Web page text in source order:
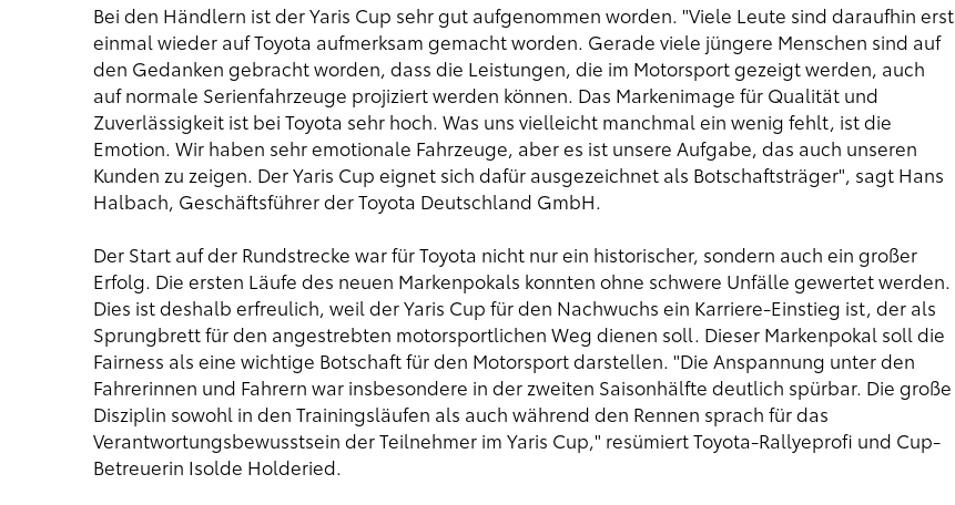
Bei den Händlern ist der Yaris Cup sehr gut aufgenommen worden. "Viele Leute sind daraufhin erst
einmal wieder auf Toyota aufmerksam gemacht worden. Gerade viele jüngere Menschen sind auf
den Gedanken gebracht worden, dass die Leistungen, die im Motorsport gezeigt werden, auch
auf normale Serienfahrzeuge projiziert werden können. Das Markenimage für Qualität und
Zuverlässigkeit ist bei Toyota sehr hoch. Was uns vielleicht manchmal ein wenig fehlt, ist die
Emotion. Wir haben sehr emotionale Fahrzeuge, aber es ist unsere Aufgabe, das auch unseren
Kunden zu zeigen. Der Yaris Cup eignet sich dafür ausgezeichnet als Botschaftsträger", sagt Hans
Halbach, Geschäftsführer der Toyota Deutschland GmbH.
Der Start auf der Rundstrecke war für Toyota nicht nur ein historischer, sondern auch ein großer
Erfolg. Die ersten Läufe des neuen Markenpokals konnten ohne schwere Unfälle gewertet werden.
Dies ist deshalb erfreulich, weil der Yaris Cup für den Nachwuchs ein Karriere-Einstieg ist, der als
Sprungbrett für den angestrebten motorsportlichen Weg dienen soll. Dieser Markenpokal soll die
Fairness als eine wichtige Botschaft für den Motorsport darstellen. "Die Anspannung unter den
Fahrerinnen und Fahrern war insbesondere in der zweiten Saisonhälfte deutlich spürbar. Die große
Disziplin sowohl in den Trainingsläufen als auch während den Rennen sprach für das
Verantwortungsbewusstsein der Teilnehmer im Yaris Cup," resümiert Toyota-Rallyeprofi und Cup-
Betreuerin Isolde Holderied.